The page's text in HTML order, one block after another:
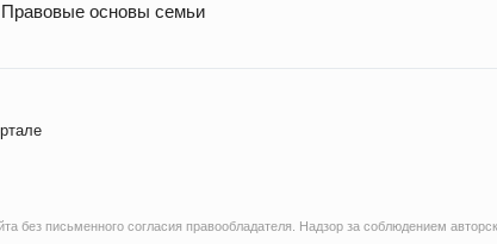
Правовые основы семьи
без письменного согласия правообладателя. Надзор за соблюдением